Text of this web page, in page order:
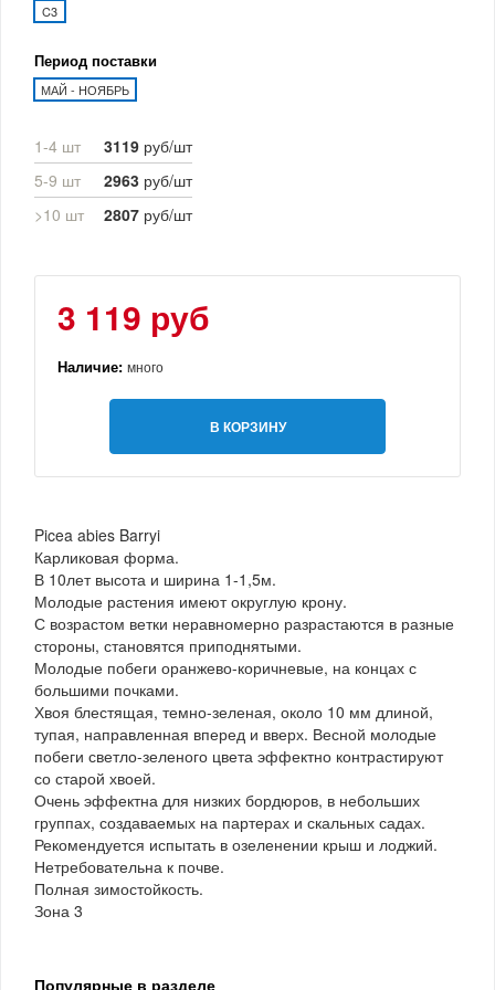
C3
Период поставки
МАЙ - НОЯБРЬ
1-4 шт 3119 руб/шт
5-9 шт
2963 руб/шт
>10 шт
2807 руб/шт
3 119 руб
Наличие: много
В КОРЗИНУ
Picea abies Barryi
Карликовая форма.
В 10лет высота и ширина 1-1,5м.
Молодые растения имеют округлую крону.
С возрастом ветки неравномерно разрастаются в разные
стороны, становятся приподнятыми.
Молодые побеги оранжево-коричневые, на концах с
большими почками.
Хвоя блестящая, темно-зеленая, около 10 мм длиной,
тупая, направленная вперед и вверх. Весной молодые
побеги светло-зеленого цвета эффектно контрастируют
со старой хвоей.
Очень эффектна для низких бордюров, в небольших
группах, создаваемых на партерах и скальных садах.
Рекомендуется испытать в озеленении крыш и лоджий.
Нетребовательна к почве.
Полная зимостойкость.
Зона 3
Популярные в разделе